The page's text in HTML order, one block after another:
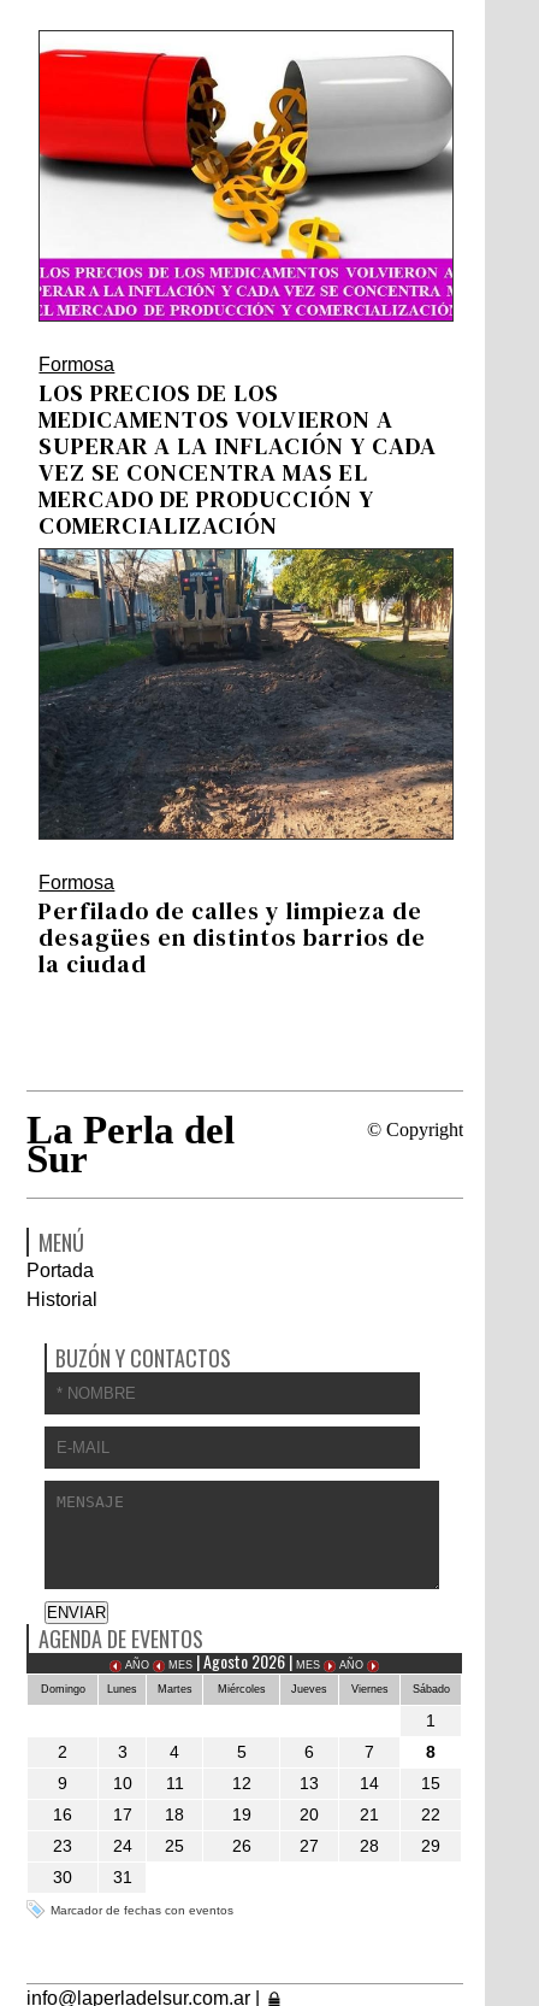
Formosa
LOS PRECIOS DE LOS
MEDICAMENTOS VOLVIERON A
SUPERAR A LA INFLACIÓN Y CADA
VEZ SE CONCENTRA MAS EL
MERCADO DE PRODUCCIÓN Y
COMERCIALIZACIÓN
Formosa
Perfilado de calles y limpieza de
desagües en distintos barrios de
la ciudad
La Perla del
Sur
© Copyright
MENÚ
Portada
Historial
BUZÓN Y CONTACTOS
AGENDA DE EVENTOS
AÑO MES | Agosto 2026 |MES
AÑO
Domingo
Lunes Martes Miércoles Jueves Viernes Sábado
1
2
3 4 5 6 7
8
9
10 11 12 13 14
15
16
17 18 19 20 21
22
23
24 25 26 27 28
29
30
31
Marcador de fechas con eventos
info@laperladelsur.com.ar